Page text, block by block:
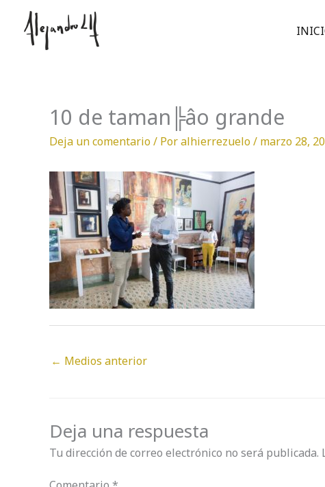
contenido
10 de taman╠âo grande
Deja un comentario/ Poralhierrezuelo/ marzo 28,
← Medios anterior
Deja una respuesta
Tu dirección de correo electrónico no será publicada.